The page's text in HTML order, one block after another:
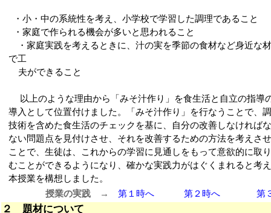
・小・中の系統性を考え、小学校で学習した調理であること
・家庭で作られる機会が多いと思われること
・家庭実践を考えるときに、汁の実を季節の食材など身近な
で工
夫ができること
以上のような理由から「みそ汁作り」を食生活と自立の指導
導入として位置付けました。「みそ汁作り」を行なうことで、
技術を含めた食生活のチェックを基に、自分の改善しなければ
ない問題点を見付けさせ、それを改善するための方法を考えさ
ことで、生徒は、これからの学習に見通しをもって意欲的に取
むことができるようになり、確かな実践力がはぐくまれると考
本授業を構想しました。
授業の実践 →
第１時へ 第２時へ 第
２ 題材について